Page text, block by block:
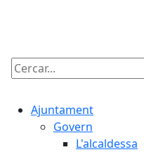
Cercar:
Ajuntament
Govern
L'alcaldessa